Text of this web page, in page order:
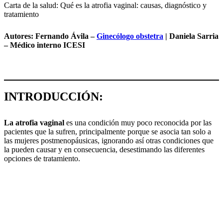
Carta de la salud: Qué es la atrofia vaginal: causas, diagnóstico y
tratamiento
Autores: Fernando Ávila –Ginecólogo obstetra | Daniela Sarria
– Médico interno ICESI
INTRODUCCIÓN:
La atrofia vaginal es una condición muy poco reconocida por las
pacientes que la sufren, principalmente porque se asocia tan solo a
las mujeres postmenopáusicas, ignorando así otras condiciones que
la pueden causar y en consecuencia, desestimando las diferentes
opciones de tratamiento.